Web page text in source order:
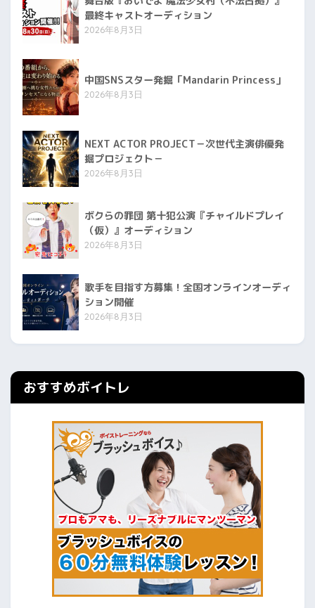
最終キャストオーディション
2026年8月3日
中国SNSスター発掘「Mandarin Princess」
2026年8月3日
NEXT ACTOR PROJECT－次世代主演俳優発
掘プロジェクト－
2026年8月3日
ボクらの罪団 第十犯公演『チャイルドプレイ
（仮）』オーディション
2026年8月3日
歌手を目指す方募集！全国オンラインオーディ
ション開催
2026年8月3日
おすすめボイトレ